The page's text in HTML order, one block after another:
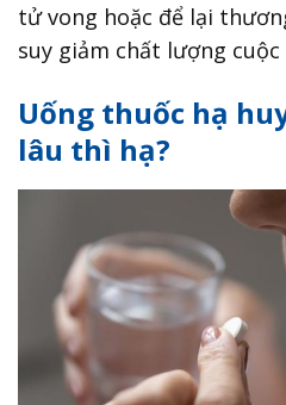
tử vong hoặc để lại
suy giảm chất lượng
Uống thuốc hạ
lâu thì hạ?